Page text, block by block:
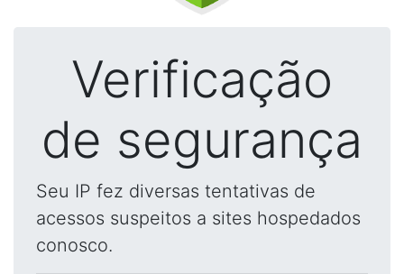
Verificação
de segurança
Seu IP fez diversas tentativas de
acessos suspeitos a sites hospedados
conosco.